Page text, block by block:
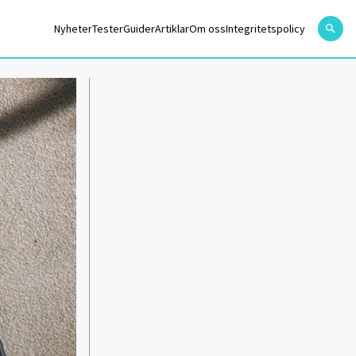
NyheterTesterGuiderArtiklarOm ossIntegritetspolicy